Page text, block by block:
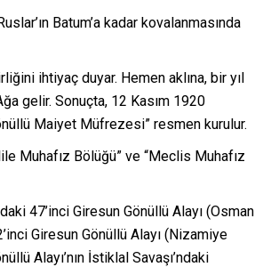
Batum’a kadar kovalanmasında
ihtiyaç duyar. Hemen aklına, bir yıl
gelir. Sonuçta, 12 Kasım 1920
Maiyet Müfrezesi” resmen kurulur.
Muhafız Bölüğü” ve “Meclis Muhafız
47’inci Giresun Gönüllü Alayı (Osman
Giresun Gönüllü Alayı (Nizamiye
Alayı’nın İstiklal Savaşı’ndaki